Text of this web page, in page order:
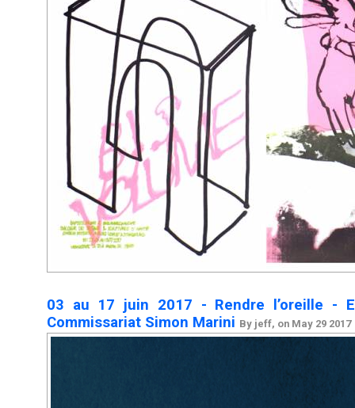
03 au 17 juin 2017 - Rendre l’oreille -
Commissariat Simon Marini By jeff, on May 29 2017